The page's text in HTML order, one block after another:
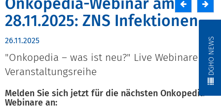
DGHO NEWS
Onkopedia-Webinar am
28.11.2025: ZNS Infektionen
26.11.2025
"Onkopedia – was ist neu?" Live Webinare als
Veranstaltungsreihe
Melden Sie sich jetzt für die nächsten Onkopedia-
Webinare an: